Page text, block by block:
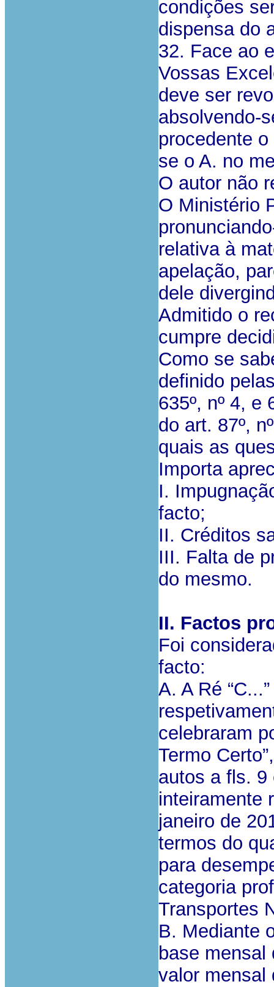
condições
dispensa do
32. Face ao
Vossas
deve ser
absolvendo-
procedente
se o A. no
O autor não
O Ministério
relativa à
apelação,
dele
Admitido o
cumpre
Como se
definido
635º, nº 4, e
do art. 87º,
quais as
Importa
I.
facto;
II. Créditos
III. Falta de
do mesmo.
II. Factos
Foi
facto:
A. A Ré
celebraram
Termo
autos a fls. 9
inteiramente
janeiro de
termos do
para
categoria
Transportes
B. Mediante
base
valor mensal